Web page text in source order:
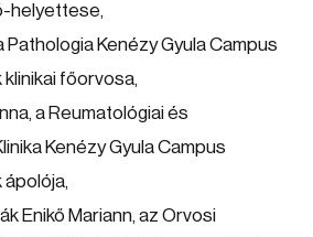
helyettese,
Pathologia Kenézy Gyula Campus
főorvosa,
a Reumatológiai és
Kenézy Gyula Campus
Enikő Mariann, az Orvosi